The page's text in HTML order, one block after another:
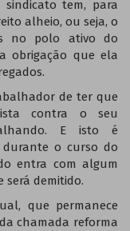
tem, para
alheio, ou seja, o
no polo ativo do
obrigação que ela
de ter que
contra o seu
E isto é
o curso do
entra com algum
será demitido.
que permanece
chamada reforma